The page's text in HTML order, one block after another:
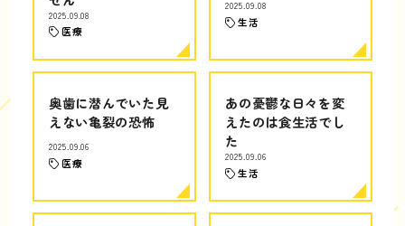
2025.09.08
医療
2025.09.08
生活
奥歯に潜んでいた見
えない亀裂の恐怖
2025.09.06
医療
あの憂鬱な日々を変
えたのは食生活でし
た
2025.09.06
生活